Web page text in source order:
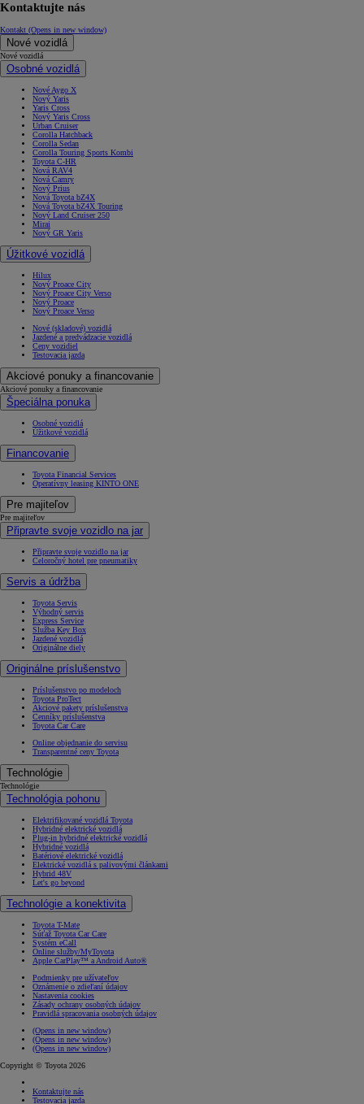
Kontaktujte nás
Kontakt (Opens in new window)
Nové vozidlá
Nové vozidlá
Osobné vozidlá
Nové Aygo X
Nový Yaris
Yaris Cross
Nový Yaris Cross
Urban Cruiser
Corolla Hatchback
Corolla Sedan
Corolla Touring Sports Kombi
Toyota C-HR
Nová RAV4
Nová Camry
Nový Prius
Nová Toyota bZ4X
Nová Toyota bZ4X Touring
Nový Land Cruiser 250
Mirai
Nový GR Yaris
Úžitkové vozidlá
Hilux
Nový Proace City
Nový Proace City Verso
Nový Proace
Nový Proace Verso
Nové (skladové) vozidlá
Jazdené a predvádzacie vozidlá
Ceny vozidiel
Testovacia jazda
Akciové ponuky a financovanie
Akciové ponuky a financovanie
Špeciálna ponuka
Osobné vozidlá
Úžitkové vozidlá
Financovanie
Toyota Financial Services
Operatívny leasing KINTO ONE
Pre majiteľov
Pre majiteľov
Připravte svoje vozidlo na jar
Připravte svoje vozidlo na jar
Celoročný hotel pre pneumatiky
Servis a údržba
Toyota Servis
Výhodný servis
Express Service
Služba Key Box
Jazdené vozidlá
Originálne diely
Originálne príslušenstvo
Príslušenstvo po modeloch
Toyota ProTect
Akciové pakety príslušenstva
Cenníky príslušenstva
Toyota Car Care
Online objednanie do servisu
Transparentné ceny Toyota
Technológie
Technológie
Technológia pohonu
Elektrifikované vozidlá Toyota
Hybridné elektrické vozidlá
Plug-in hybridné elektrické vozidlá
Hybridné vozidlá
Batériové elektrické vozidlá
Elektrické vozidlá s palivovými článkami
Hybrid 48V
Let's go beyond
Technológie a konektivita
Toyota T-Mate
Súťaž Toyota Car Care
Systém eCall
Online služby/MyToyota
Apple CarPlay™ a Android Auto®
Podmienky pre užívateľov
Oznámenie o zdieľaní údajov
Nastavenia cookies
Zásady ochrany osobných údajov
Pravidlá spracovania osobných údajov
(Opens in new window)
(Opens in new window)
(Opens in new window)
Copyright © Toyota 2026
Kontaktujte nás
Testovacia jazda